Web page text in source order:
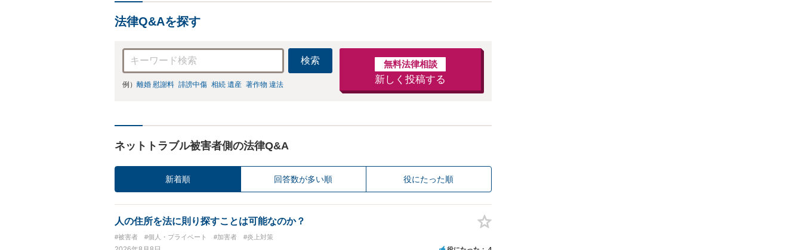
法律Q&Aを探す
検索
例） 離婚 慰謝料 誹謗中傷 相続 遺産 著作物 違法
無料法律相談
新しく投稿する
ネットトラブル被害者側の法律Q&A
新着順 回答数が多い順 役にたった順
人の住所を法に則り探すことは可能なのか？
#被害者 #個人・プライベート #加害者 #炎上対策